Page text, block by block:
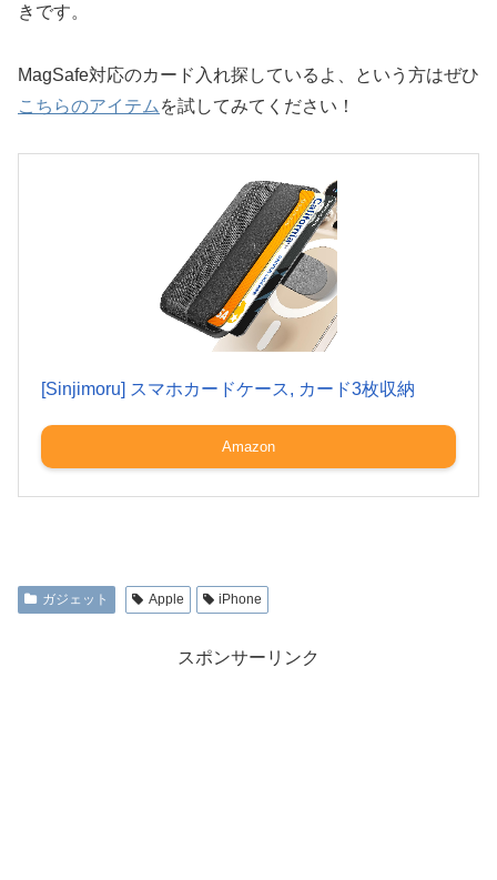
きです。
MagSafe対応のカード入れ探しているよ、という方はぜひ
こちらのアイテム を試してみてください！
[Sinjimoru] スマホカードケース, カード3枚収納
Amazon
ガジェット Apple iPhone
スポンサーリンク